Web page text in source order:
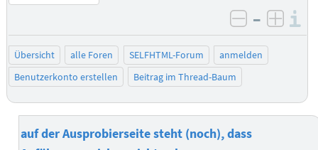
negativ
–
Übersicht alle Foren SELFHTML-Forum
anmelden
Benutzerkonto erstellen
Beitrag im Thread-Baum
auf der Ausprobierseite steht (noch), dass